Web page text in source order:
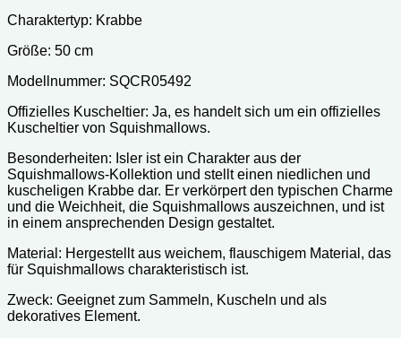
Charaktertyp: Krabbe
Größe: 50 cm
Modellnummer: SQCR05492
Offizielles Kuscheltier: Ja, es handelt sich um ein offizielles
Kuscheltier von Squishmallows.
Besonderheiten: Isler ist ein Charakter aus der
Squishmallows-Kollektion und stellt einen niedlichen und
kuscheligen Krabbe dar. Er verkörpert den typischen Charme
und die Weichheit, die Squishmallows auszeichnen, und ist
in einem ansprechenden Design gestaltet.
Material: Hergestellt aus weichem, flauschigem Material, das
für Squishmallows charakteristisch ist.
Zweck: Geeignet zum Sammeln, Kuscheln und als
dekoratives Element.